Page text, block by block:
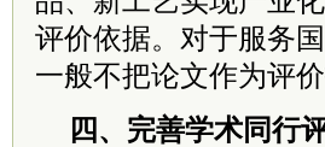
评价依据。对于服务
一般不把论文作为评价
四、完善学术同行评